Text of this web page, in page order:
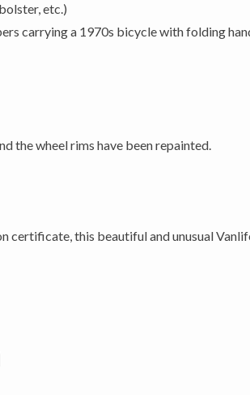
etc.)
carrying a 1970s bicycle with folding
the wheel rims have been repainted.
certificate, this beautiful and unusual